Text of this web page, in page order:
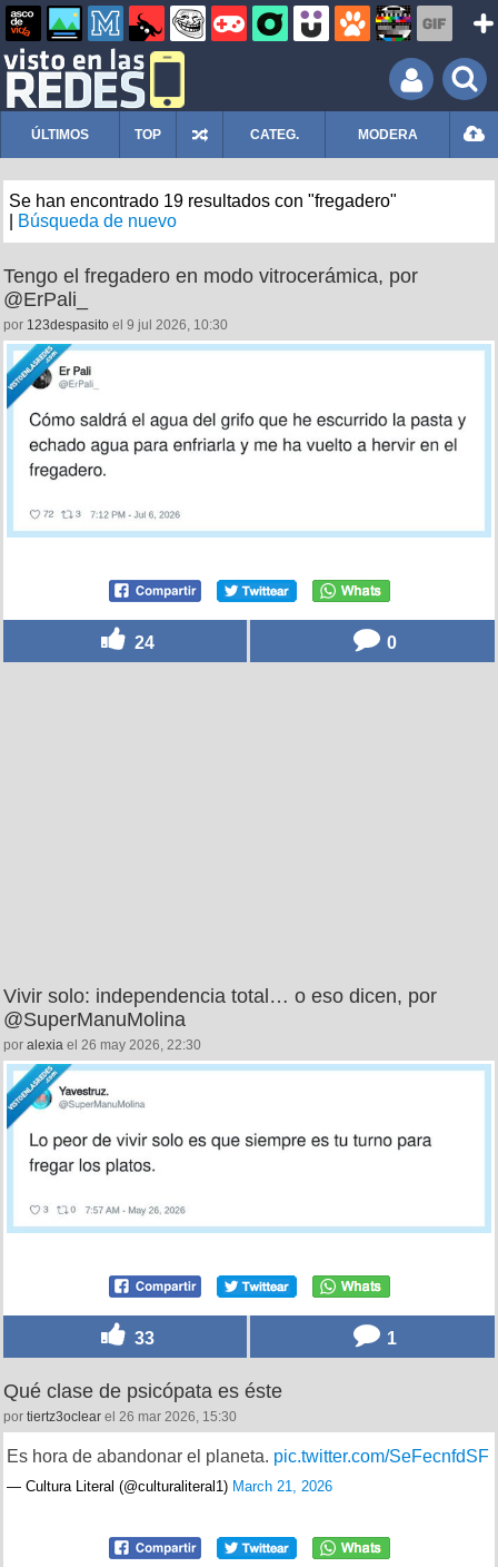
ÚLTIMOS TOP CATEG. MODERA
Se han encontrado 19 resultados con "fregadero"
Búsqueda de nuevo
Tengo el fregadero en modo vitrocerámica, por
@ErPali_
por 123despasito el 9 jul 2026, 10:30
24 0
Vivir solo: independencia total… o eso dicen, por
@SuperManuMolina
por alexia el 26 may 2026, 22:30
33 1
Qué clase de psicópata es éste
por tiertz3oclear el 26 mar 2026, 15:30
Es hora de abandonar el planeta. pic.twitter.com/SeFecnfdSF
— Cultura Literal (@culturaliteral1) March 21, 2026